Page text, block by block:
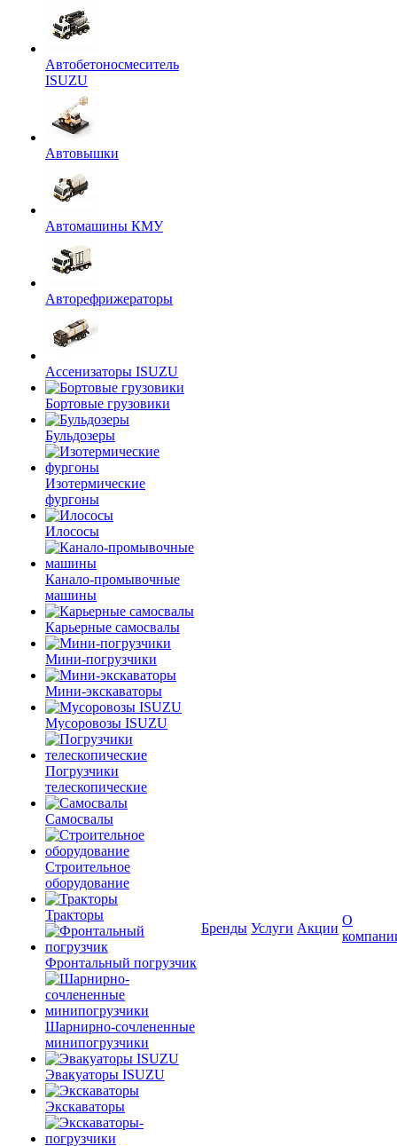
Автобетоносмеситель
ISUZU
Автовышки
Автомашины КМУ
Авторефрижераторы
Ассенизаторы ISUZU
Бортовые грузовики
Бульдозеры
Изотермические
фургоны
Илососы
Канало-промывочные
машины
Карьерные самосвалы
Мини-погрузчики
Мини-экскаваторы
Мусоровозы ISUZU
Погрузчики
телескопические
Самосвалы
Строительное
оборудование
Тракторы
Фронтальный погрузчик
Шарнирно-сочлененные
минипогрузчики
Эвакуаторы ISUZU
Экскаваторы
Бренды Услуги Акции
О